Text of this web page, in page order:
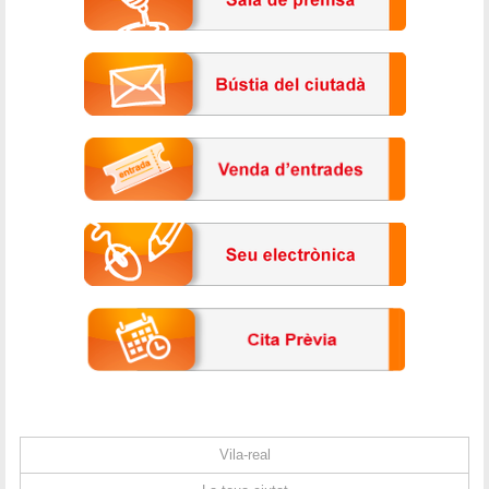
Vila-real